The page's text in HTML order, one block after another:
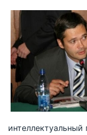
интеллектуальный